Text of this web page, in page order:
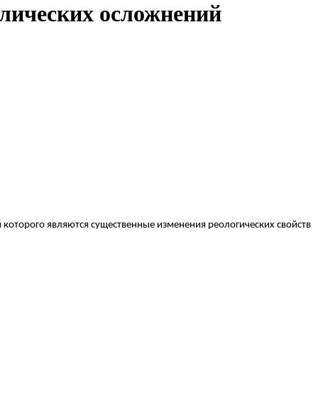
осложнений
являются существенные изменения реологических свойств